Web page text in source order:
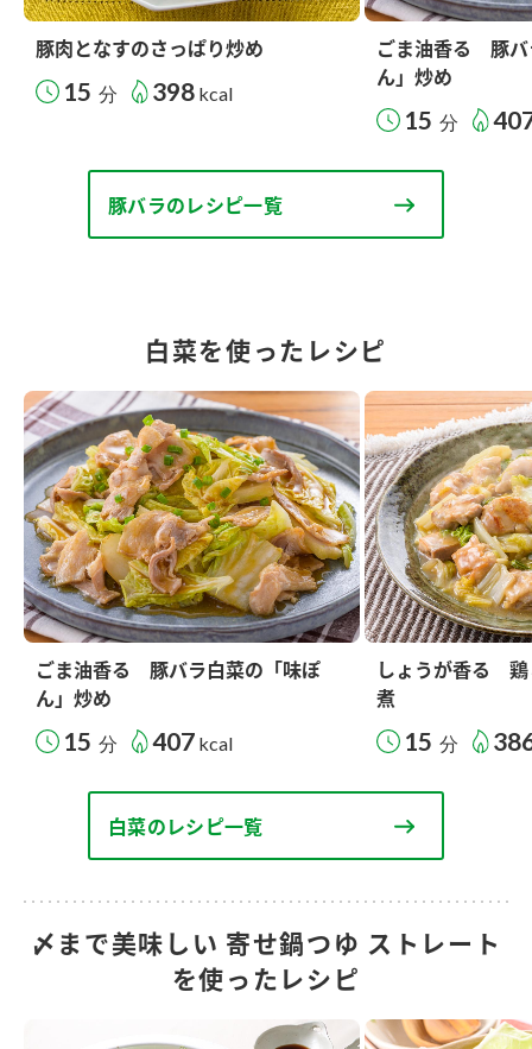
豚肉となすのさっぱり炒め
15 分 398 kcal
ごま油香る 豚バ
ん」炒め
15 分
豚バラのレシピ一覧
白菜を使ったレシピ
ごま油香る 豚バラ白菜の「味ぽ
ん」炒め
15 分 407 kcal
しょうが香る 鶏
煮
15 分
白菜のレシピ一覧
〆まで美味しい 寄せ鍋つゆ ストレート
を使ったレシピ